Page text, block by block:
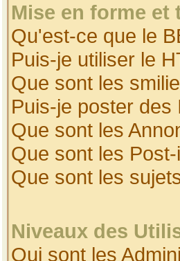
Mise en forme et
Qu'est-ce que le
Puis-je utiliser le
Que sont les
Puis-je poster des
Que sont les
Que sont les
Que sont les
Niveaux des
Qui sont les